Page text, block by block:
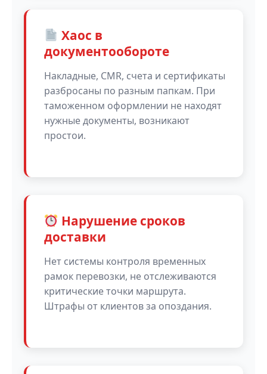
Хаос в
документообороте
Накладные, CMR, счета и сертификаты
разбросаны по разным папкам. При
таможенном оформлении не находят
нужные документы, возникают
простои.
Нарушение сроков
доставки
Нет системы контроля временных
рамок перевозки, не отслеживаются
критические точки маршрута.
Штрафы от клиентов за опоздания.